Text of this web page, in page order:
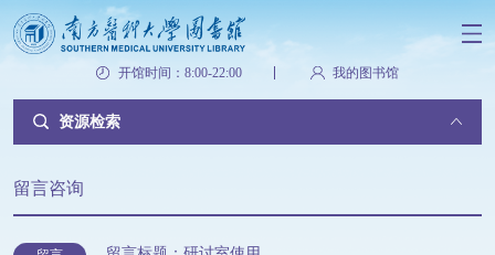
开馆时间：8:00-22:00 我的图书馆
资源检索
留言咨询